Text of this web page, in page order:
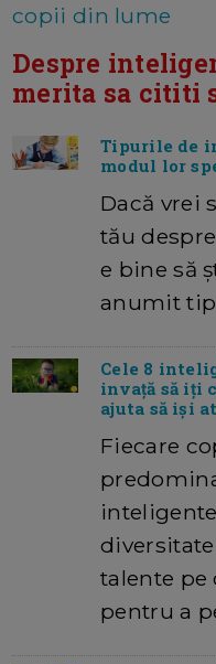
copii din lume
Despre
merita sa cititi
Tipurile de
modul lor
Dacă vrei
tău
e bine să
anumit
Cele 8
invață să iți
ajuta să iși
Fiecare
talente pe
pentru a